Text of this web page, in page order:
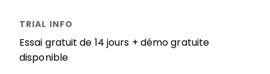
Essai gratuit de 14 jours + démo gratuite
disponible